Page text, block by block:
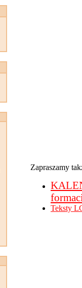
Zapraszamy
Teksty